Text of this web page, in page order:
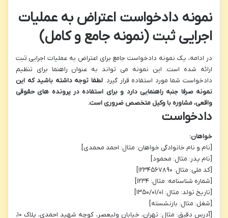
نمونه دادخواست اعتراض به عملیات
اجرایی ثبت (نمونه جامع و کامل)
در ادامه، یک نمونه دادخواست جامع برای اعتراض به عملیات اجرایی ثبت
ارائه شده است. این نمونه می تواند به عنوان راهنما برای تنظیم
دادخواست شما مورد استفاده قرار گیرد.لطفا توجه داشته باشید که این
نمونه صرفا جنبه راهنمایی دارد و برای استفاده در پرونده های حقوقی
واقعی، مشاوره با وکیل متخصص ضروری است.
دادخواست
خواهان:
[نام و نام خانوادگی خواهان: مثال: احمد محمدی]
[نام پدر: مثال: محمود]
[کد ملی: مثال: ۱۲۳۴۵۶۷۸۹۰]
[شماره شناسنامه: مثال: ۱۲۳۴]
[تاریخ تولد: مثال: ۱۳۵۰/۰۱/۰۱]
[شغل: مثال: بازنشسته]
[آدرس دقیق: مثال: تهران، خیابان ولیعصر، کوچه شهید احمدی، پلاک ۱۰،